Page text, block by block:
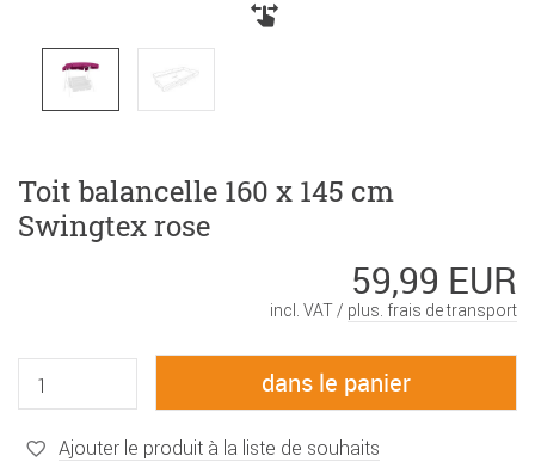
Toit balancelle 160 x 145 cm
Swingtex rose
59,99 EUR
incl. VAT / plus. frais de transport
Ajouter le produit à la liste de souhaits